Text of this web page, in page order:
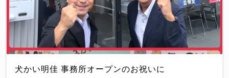
犬かい明佳 事務所オープンのお祝いに